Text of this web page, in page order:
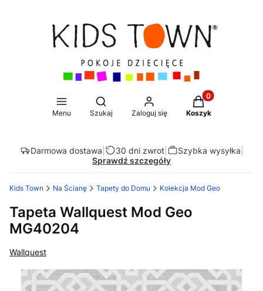
Menu
Otwórz wyszukiwarkę
Szukaj Zaloguj się
Produkty w
Koszyk
Darmowa dostawa 30 dni zwrot| Szybka wysyłka
Sprawdź szczegóły
Kids Town Na Ścianę Tapety do Domu Kolekcja Mod Geo
Tapeta Wallquest Mod Geo
MG40204
Wallquest